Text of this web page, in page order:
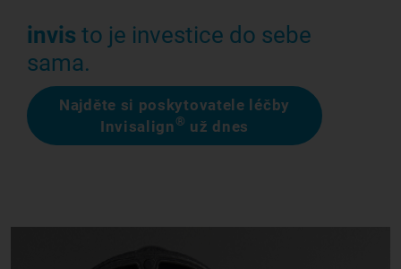
invis to je investice do sebe
sama.
Najděte si poskytovatele léčby
Invisalign® už dnes